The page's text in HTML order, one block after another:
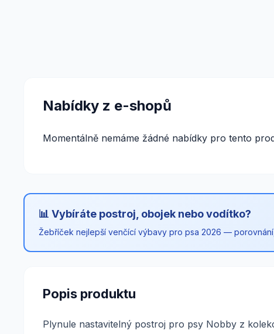
Nabídky z e-shopů
Momentálně nemáme žádné nabídky pro tento
📊 Vybíráte postroj, obojek nebo vodítko?
Žebříček nejlepší venčící výbavy pro psa 2026 —
Popis produktu
Plynule nastavitelný postroj pro psy Nobby z